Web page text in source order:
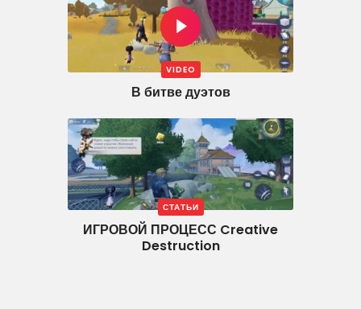
VIDEO
В битве дуэтов
СТАТЬИ
ИГРОВОЙ ПРОЦЕСС Creative
Destruction